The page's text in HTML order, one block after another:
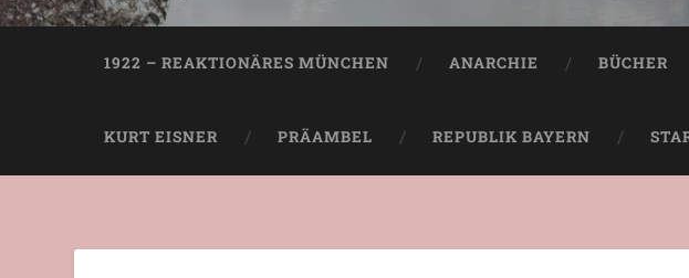
1922 – REAKTIONÄRES MÜNCHEN ANARCHIE BÜCHER
KURT EISNER PRÄAMBEL REPUBLIK BAYERN